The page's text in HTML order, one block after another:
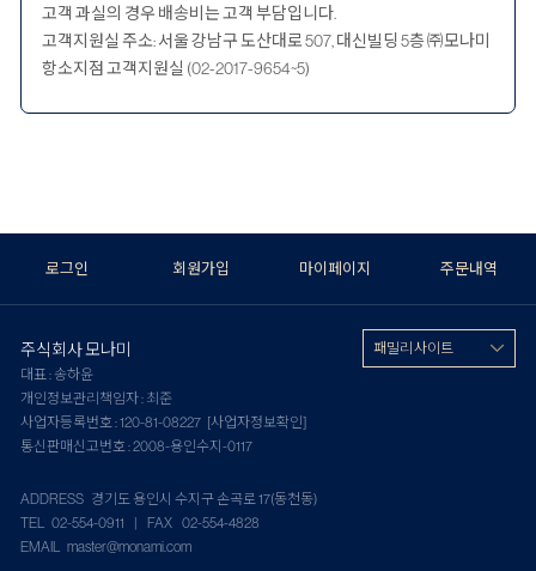
고객 과실의 경우 배송비는 고객 부담입니다.
고객지원실 주소: 서울 강남구 도산대로 507, 대신빌딩 5층 ㈜모나미
항소지점 고객지원실 (02-2017-9654~5)
로그인 회원가입 마이페이지 주문내역
주식회사 모나미
대표 : 송하윤
개인정보관리책임자 : 최준
사업자등록번호 : 120-81-08227 [사업자정보확인]
통신판매신고번호 : 2008-용인수지-0117
ADDRESS 경기도 용인시 수지구 손곡로 17(동천동)
TEL 02-554-0911 | FAX 02-554-4828
EMAIL master@monami.com
패밀리 사이트